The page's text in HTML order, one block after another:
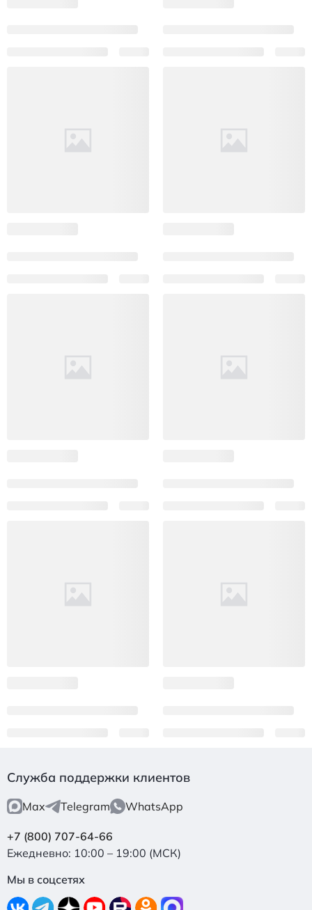
Служба поддержки клиентов
Max Telegram WhatsApp
+7 (800) 707-64-66
Ежедневно: 10:00 – 19:00 (МСК)
Мы в соцсетях